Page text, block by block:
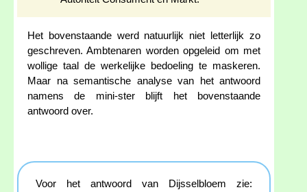
Het bovenstaande werd natuurlijk niet letterlijk zo
geschreven. Ambtenaren worden opgeleid om met
wollige taal de werkelijke bedoeling te maskeren.
Maar na semantische analyse van het antwoord
namens de mini-ster blijft het bovenstaande
antwoord over.
Voor het antwoord van Dijsselbloem zie: